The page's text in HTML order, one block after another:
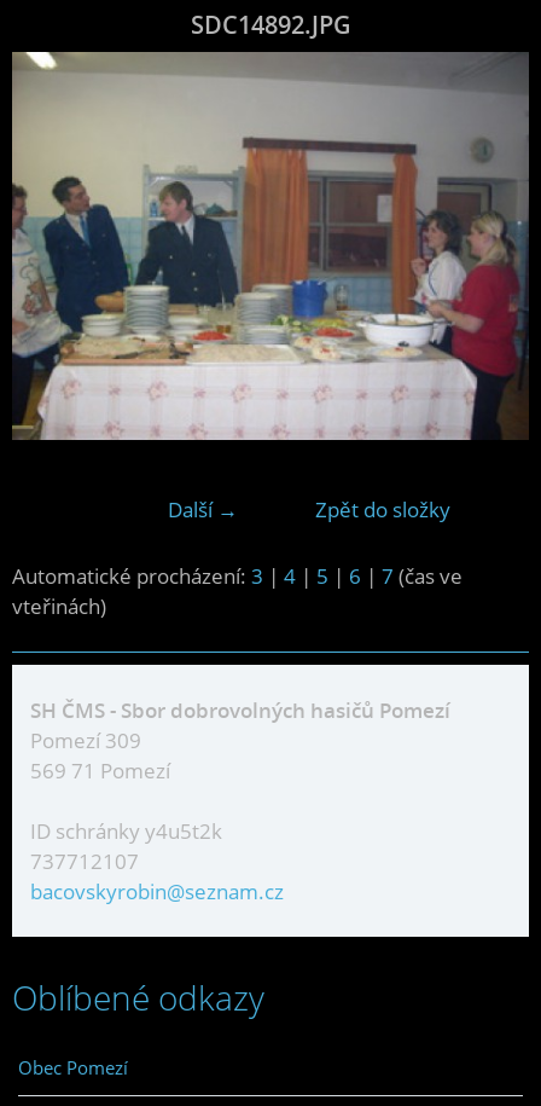
SDC14892.JPG
Další → Zpět do složky
Automatické procházení: 3 | 4 | 5 | 6 | 7 (čas ve
vteřinách)
SH ČMS - Sbor dobrovolných hasičů Pomezí
Pomezí 309
569 71 Pomezí
ID schránky y4u5t2k
737712107
bacovskyrobin@seznam.cz
Oblíbené odkazy
Obec Pomezí